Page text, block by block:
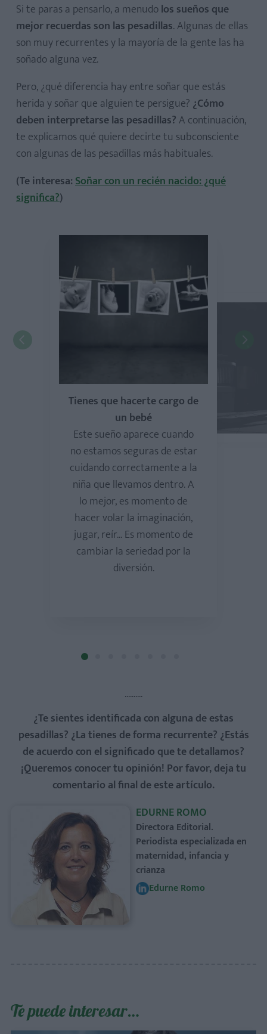
Si te paras a pensarlo, a menudolos sueños que
mejor recuerdas son las pesadillas. Algunas de ellas
son muy recurrentes y la mayoría de la gente las ha
soñado alguna vez.
Pero, ¿qué diferencia hay entre soñar que estás
herida y soñar que alguien te persigue? ¿Cómo
deben interpretarse las pesadillas?A continuación,
te explicamos qué quiere decirte tu subconsciente
con algunas de las pesadillas más habituales.
(Te interesa:Soñar con un recién nacido: ¿qué
significa?)
Tienes que hacerte cargo de
un bebé
Este sueño aparece cuando
no estamos seguras de estar
cuidando correctamente a la
niña que llevamos dentro. A
lo mejor, es momento de
hacer volar la imaginación,
jugar, reír... Es momento de
cambiar la seriedad por la
diversión.
..........
¿Te sientes identificada con alguna de estas
pesadillas? ¿La tienes de forma recurrente? ¿Estás
de acuerdo con el significado que te detallamos?
¡Queremos conocer tu opinión! Por favor, deja tu
comentario al final de este artículo.
EDURNE ROMO
Directora Editorial.
Periodista especializada en
maternidad, infancia y
crianza
Edurne Romo
Te puede interesar…